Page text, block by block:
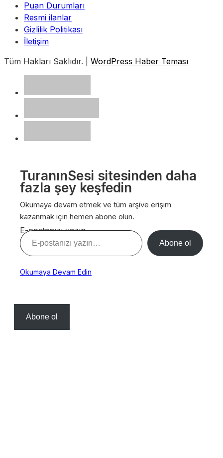
Puan Durumları
Resmi ilanlar
Gizlilik Politikası
İletişim
Tüm Hakları Saklıdır. | WordPress Haber Teması
TuranınSesi sitesinden daha
fazla şey keşfedin
Okumaya devam etmek ve tüm arşive erişim
kazanmak için hemen abone olun.
E-postanızı yazın…
Abone ol
Okumaya Devam Edin
Abone ol